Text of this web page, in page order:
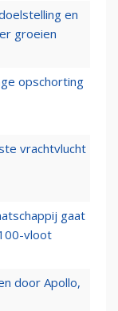
en
groeien
opschorting
vrachtvlucht
gaat
vloot
door Apollo,